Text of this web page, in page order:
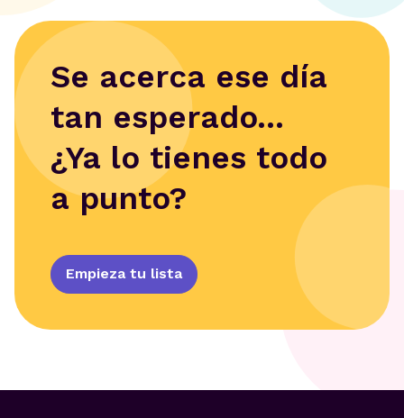
Se acerca ese día
tan esperado...
¿Ya lo tienes todo
a punto?
Empieza tu lista